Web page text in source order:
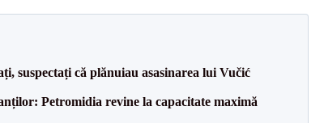
suspectați că plănuiau asasinarea lui Vučić
Petromidia revine la capacitate maximă